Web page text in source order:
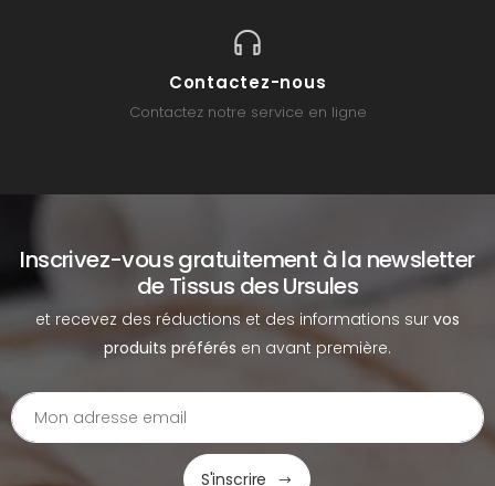
Contactez-nous
Contactez notre service en ligne
Inscrivez-vous gratuitement à la newsletter
de Tissus des Ursules
et recevez des réductions et des informations sur vos
produits préférés en avant première.
S'inscrire